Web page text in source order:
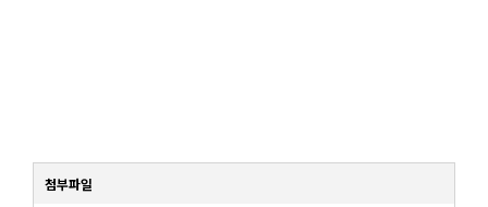
첨부파일